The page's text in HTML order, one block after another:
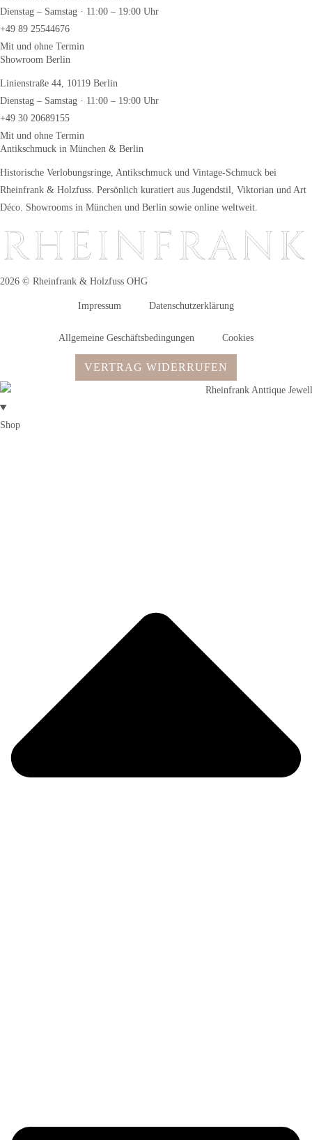
Dienstag – Samstag · 11:00 – 19:00 Uhr
+49 89 25544676
Mit und ohne Termin
Showroom Berlin
Linienstraße 44, 10119 Berlin
Dienstag – Samstag · 11:00 – 19:00 Uhr
+49 30 20689155
Mit und ohne Termin
Antikschmuck in München & Berlin
Historische Verlobungsringe, Antikschmuck und Vintage-Schmuck bei
Rheinfrank & Holzfuss. Persönlich kuratiert aus Jugendstil, Viktorian und Art
Déco. Showrooms in München und Berlin sowie online weltweit.
2026 © Rheinfrank & Holzfuss OHG
Impressum Datenschutzerklärung
Allgemeine Geschäftsbedingungen Cookies
VERTRAG WIDERRUFEN
Shop